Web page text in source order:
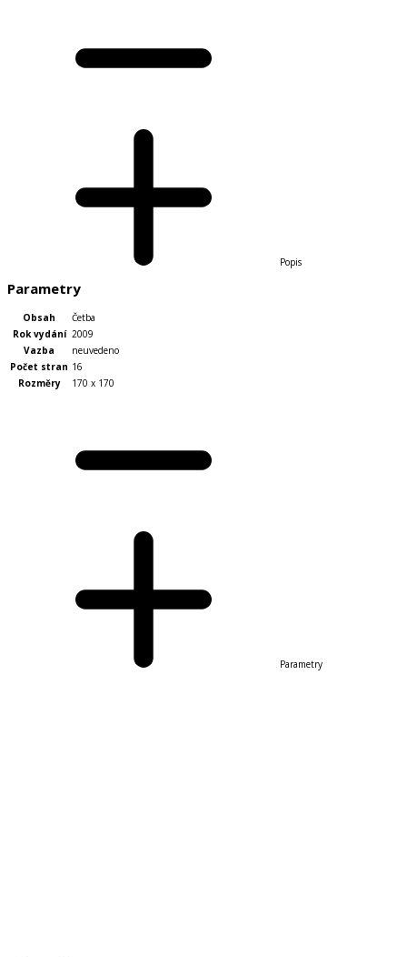
Popis
Parametry
Obsah
Četba
Rok vydání 2009
Vazba
neuvedeno
Počet stran 16
Rozměry
170 x 170
Parametry